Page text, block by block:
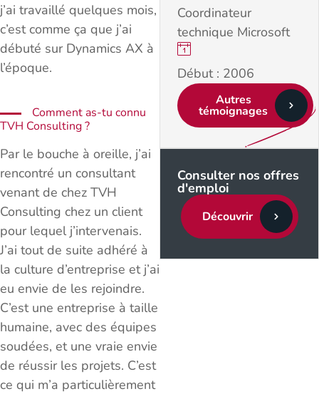
j’ai travaillé quelques mois,
c’est comme ça que j’ai
débuté sur Dynamics AX à
l’époque.
Comment as-tu connu
TVH Consulting ?
Par le bouche à oreille, j’ai
rencontré un consultant
venant de chez TVH
Consulting chez un client
pour lequel j’intervenais.
J’ai tout de suite adhéré à
la culture d’entreprise et j’ai
eu envie de les rejoindre.
C’est une entreprise à taille
humaine, avec des équipes
soudées, et une vraie envie
de réussir les projets. C’est
ce qui m’a particulièrement
Coordinateur
technique Microsoft
Début : 2006
Autres
témoignages
Consulter nos offres
d'emploi
Découvrir